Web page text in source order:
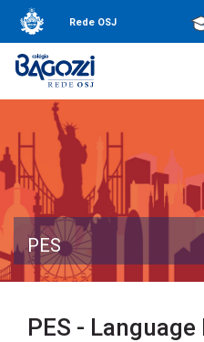
Rede OSJ
PES
PES -